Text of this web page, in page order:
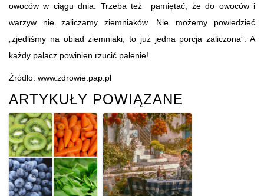
owoców w ciągu dnia. Trzeba też pamiętać, że do owoców i
warzyw nie zaliczamy ziemniaków. Nie możemy powiedzieć
„zjedliśmy na obiad ziemniaki, to już jedna porcja zaliczona”. A
każdy palacz powinien rzucić palenie!
Źródło: www.zdrowie.pap.pl
ARTYKUŁY POWIĄZANE